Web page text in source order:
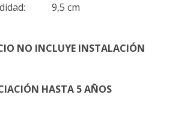
9,5 cm
NO INCLUYE INSTALACIÓN
HASTA 5 AÑOS